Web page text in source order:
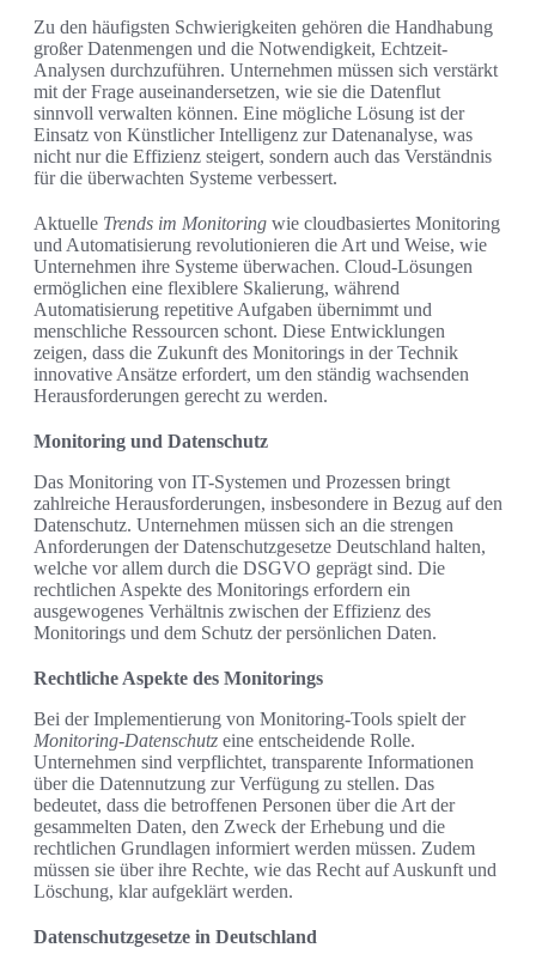
Zu den häufigsten Schwierigkeiten gehören die Handhabung
großer Datenmengen und die Notwendigkeit, Echtzeit-
Analysen durchzuführen. Unternehmen müssen sich verstärkt
mit der Frage auseinandersetzen, wie sie die Datenflut
sinnvoll verwalten können. Eine mögliche Lösung ist der
Einsatz von Künstlicher Intelligenz zur Datenanalyse, was
nicht nur die Effizienz steigert, sondern auch das Verständnis
für die überwachten Systeme verbessert.
Aktuelle Trends im Monitoring wie cloudbasiertes Monitoring
und Automatisierung revolutionieren die Art und Weise, wie
Unternehmen ihre Systeme überwachen. Cloud-Lösungen
ermöglichen eine flexiblere Skalierung, während
Automatisierung repetitive Aufgaben übernimmt und
menschliche Ressourcen schont. Diese Entwicklungen
zeigen, dass die Zukunft des Monitorings in der Technik
innovative Ansätze erfordert, um den ständig wachsenden
Herausforderungen gerecht zu werden.
Monitoring und Datenschutz
Das Monitoring von IT-Systemen und Prozessen bringt
zahlreiche Herausforderungen, insbesondere in Bezug auf den
Datenschutz. Unternehmen müssen sich an die strengen
Anforderungen der Datenschutzgesetze Deutschland halten,
welche vor allem durch die DSGVO geprägt sind. Die
rechtlichen Aspekte des Monitorings erfordern ein
ausgewogenes Verhältnis zwischen der Effizienz des
Monitorings und dem Schutz der persönlichen Daten.
Rechtliche Aspekte des Monitorings
Bei der Implementierung von Monitoring-Tools spielt der
Monitoring-Datenschutz eine entscheidende Rolle.
Unternehmen sind verpflichtet, transparente Informationen
über die Datennutzung zur Verfügung zu stellen. Das
bedeutet, dass die betroffenen Personen über die Art der
gesammelten Daten, den Zweck der Erhebung und die
rechtlichen Grundlagen informiert werden müssen. Zudem
müssen sie über ihre Rechte, wie das Recht auf Auskunft und
Löschung, klar aufgeklärt werden.
Datenschutzgesetze in Deutschland